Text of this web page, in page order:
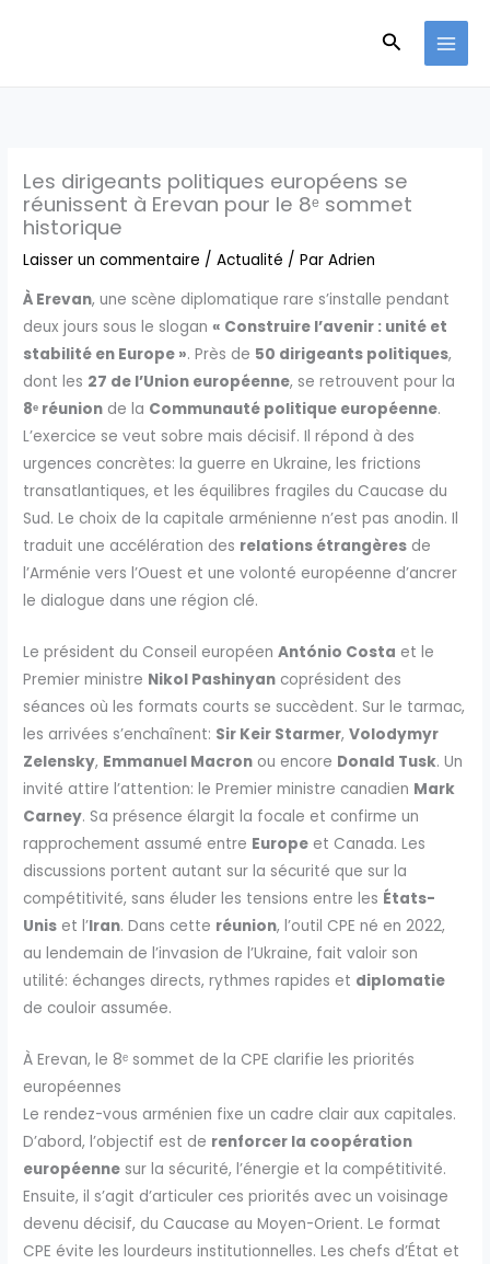
Les dirigeants politiques européens se
réunissent à Erevan pour le 8ᵉ sommet
historique
Laisser un commentaire /Actualité / ParAdrien
À Erevan, une scène diplomatique rare s’installe pendant
deux jours sous le slogan« Construire l’avenir : unité et
stabilité en Europe ». Près de 50 dirigeants politiques,
dont les 27 de l’Union européenne, se retrouvent pour la
8ᵉ réunion de la Communauté politique européenne.
L’exercice se veut sobre mais décisif. Il répond à des
urgences concrètes: la guerre en Ukraine, les frictions
transatlantiques, et les équilibres fragiles du Caucase du
Sud. Le choix de la capitale arménienne n’est pas anodin. Il
traduit une accélération des relations étrangères de
l’Arménie vers l’Ouest et une volonté européenne d’ancrer
le dialogue dans une région clé.
Le président du Conseil européenAntónio Costa et le
Premier ministre Nikol Pashinyan coprésident des
séances où les formats courts se succèdent. Sur le tarmac,
les arrivées s’enchaînent: Sir Keir Starmer,Volodymyr
Zelensky, Emmanuel Macron ou encore Donald Tusk. Un
invité attire l’attention: le Premier ministre canadien Mark
Carney. Sa présence élargit la focale et confirme un
rapprochement assumé entre Europe et Canada. Les
discussions portent autant sur la sécurité que sur la
compétitivité, sans éluder les tensions entre les États-
Unis et l’Iran. Dans cette réunion, l’outil CPE né en 2022,
au lendemain de l’invasion de l’Ukraine, fait valoir son
utilité: échanges directs, rythmes rapides et diplomatie
de couloir assumée.
À Erevan, le 8ᵉ sommet de la CPE clarifie les priorités
européennes
Le rendez-vous arménien fixe un cadre clair aux capitales.
D’abord, l’objectif est de renforcer la coopération
européenne sur la sécurité, l’énergie et la compétitivité.
Ensuite, il s’agit d’articuler ces priorités avec un voisinage
devenu décisif, du Caucase au Moyen-Orient. Le format
CPE évite les lourdeurs institutionnelles. Les chefs d’État et